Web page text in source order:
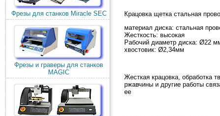
Фрезы для станков Miracle SEC
Фрезы и граверы для станков
MAGIC
Крацовка щетка стальная
материал диска: стальная
Жесткость: высокая
Рабочий диаметр диска: Ø22
хвостовик: Ø2,34мм
Жесткая крацовка, обработка
ржавчины и другие работы
ее